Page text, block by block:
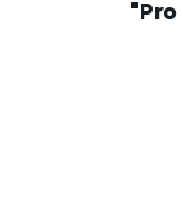
"Pro